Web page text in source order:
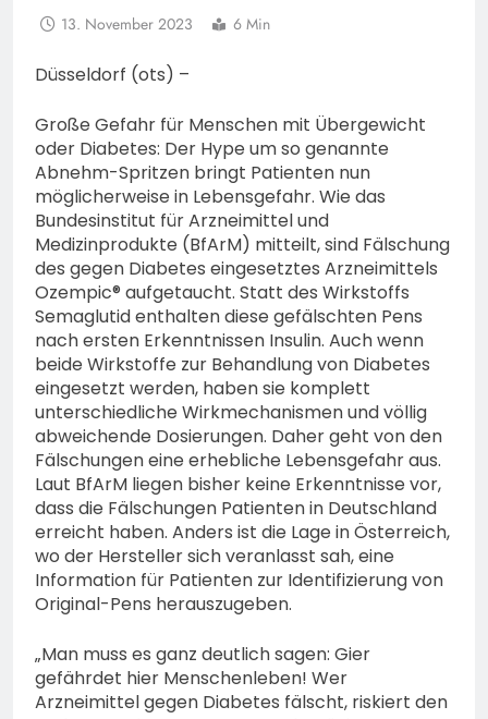
13. November 2023 6 Min
Düsseldorf (ots) –
Große Gefahr für Menschen mit Übergewicht
oder Diabetes: Der Hype um so genannte
Abnehm-Spritzen bringt Patienten nun
möglicherweise in Lebensgefahr. Wie das
Bundesinstitut für Arzneimittel und
Medizinprodukte (BfArM) mitteilt, sind Fälschung
des gegen Diabetes eingesetztes Arzneimittels
Ozempic® aufgetaucht. Statt des Wirkstoffs
Semaglutid enthalten diese gefälschten Pens
nach ersten Erkenntnissen Insulin. Auch wenn
beide Wirkstoffe zur Behandlung von Diabetes
eingesetzt werden, haben sie komplett
unterschiedliche Wirkmechanismen und völlig
abweichende Dosierungen. Daher geht von den
Fälschungen eine erhebliche Lebensgefahr aus.
Laut BfArM liegen bisher keine Erkenntnisse vor,
dass die Fälschungen Patienten in Deutschland
erreicht haben. Anders ist die Lage in Österreich,
wo der Hersteller sich veranlasst sah, eine
Information für Patienten zur Identifizierung von
Original-Pens herauszugeben.
„Man muss es ganz deutlich sagen: Gier
gefährdet hier Menschenleben! Wer
Arzneimittel gegen Diabetes fälscht, riskiert den